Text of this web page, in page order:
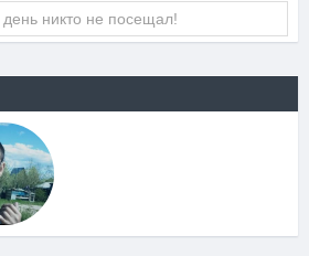
день никто не посещал!